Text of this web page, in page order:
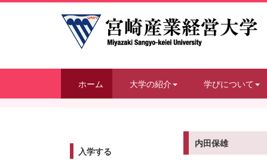
ホーム 大学の紹介 学びについて
入学する
内田保雄